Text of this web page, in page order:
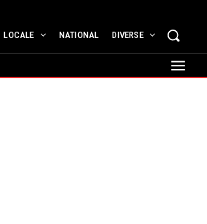
LOCALE NATIONAL DIVERSE